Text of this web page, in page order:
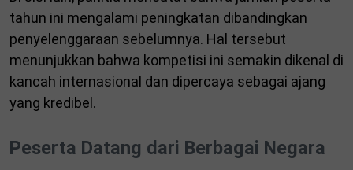
tahun ini mengalami peningkatan dibandingkan
penyelenggaraan sebelumnya. Hal tersebut
menunjukkan bahwa kompetisi ini semakin dikenal di
kancah internasional dan dipercaya sebagai ajang
yang kredibel.
Peserta Datang dari Berbagai Negara